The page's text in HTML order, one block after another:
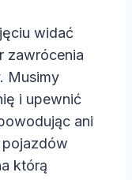
widać
zawrócenia
Musimy
i upewnić
ani
pojazdów
którą